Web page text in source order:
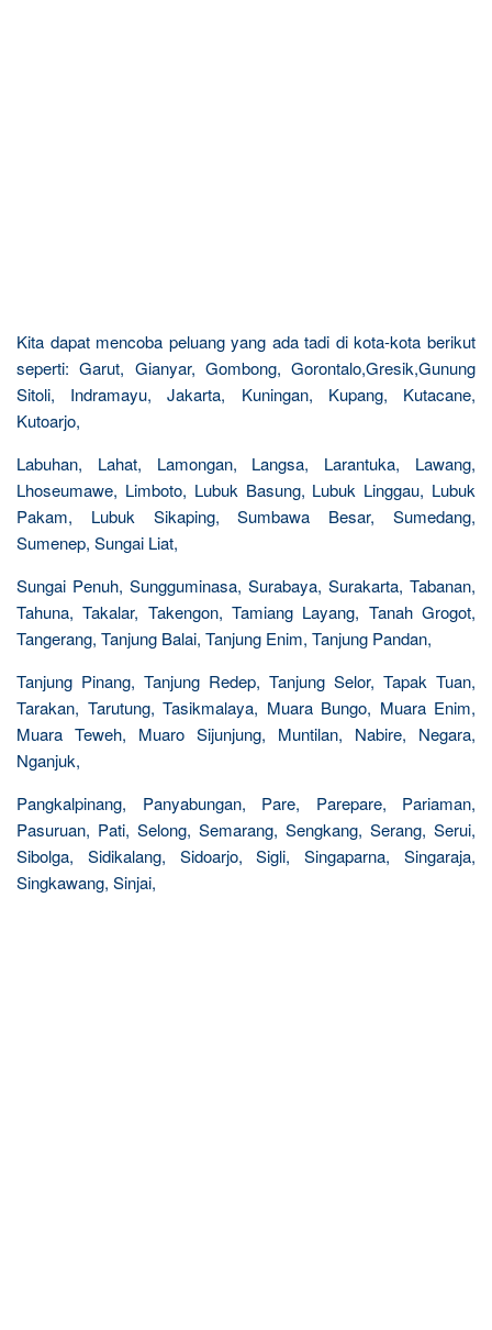
Kita dapat mencoba peluang yang ada tadi di kota-kota berikut
seperti: Garut, Gianyar, Gombong, Gorontalo,Gresik,Gunung
Sitoli, Indramayu, Jakarta, Kuningan, Kupang, Kutacane,
Kutoarjo,
Labuhan, Lahat, Lamongan, Langsa, Larantuka, Lawang,
Lhoseumawe, Limboto, Lubuk Basung, Lubuk Linggau, Lubuk
Pakam, Lubuk Sikaping, Sumbawa Besar, Sumedang,
Sumenep, Sungai Liat,
Sungai Penuh, Sungguminasa, Surabaya, Surakarta, Tabanan,
Tahuna, Takalar, Takengon, Tamiang Layang, Tanah Grogot,
Tangerang, Tanjung Balai, Tanjung Enim, Tanjung Pandan,
Tanjung Pinang, Tanjung Redep, Tanjung Selor, Tapak Tuan,
Tarakan, Tarutung, Tasikmalaya, Muara Bungo, Muara Enim,
Muara Teweh, Muaro Sijunjung, Muntilan, Nabire, Negara,
Nganjuk,
Pangkalpinang, Panyabungan, Pare, Parepare, Pariaman,
Pasuruan, Pati, Selong, Semarang, Sengkang, Serang, Serui,
Sibolga, Sidikalang, Sidoarjo, Sigli, Singaparna, Singaraja,
Singkawang, Sinjai,